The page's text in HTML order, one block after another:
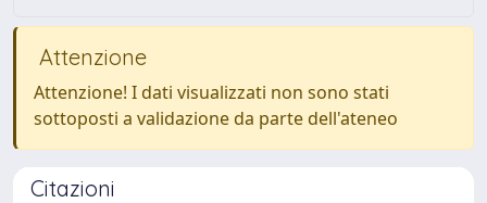
Attenzione
Attenzione! I dati visualizzati non sono stati
sottoposti a validazione da parte dell'ateneo
Citazioni